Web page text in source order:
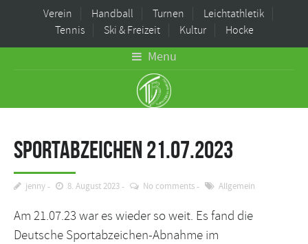
Verein Handball Turnen
Leichtathletik
Tennis
Ski & Freizeit Kultur Hocke
Menu
Sportabzeichen 21.07.2023
jenny 8. August 2023 No comments Allgemein
Am 21.07.23 war es wieder so weit. Es fand die
Deutsche Sportabzeichen-Abnahme im